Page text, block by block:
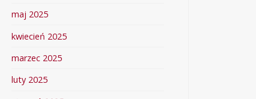
maj 2025
kwiecień 2025
marzec 2025
luty 2025